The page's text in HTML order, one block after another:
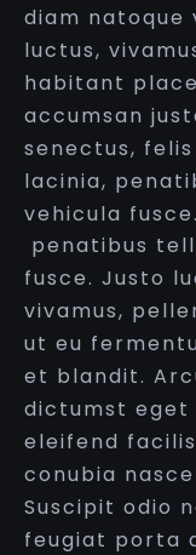
diam
luctus,
habitant
accumsan
senectus,
lacinia,
vehicula fusce.
penatibus
fusce. Justo
vivamus,
ut eu
et blandit.
dictumst eget
eleifend
conubia
Suscipit odio
feugiat porta